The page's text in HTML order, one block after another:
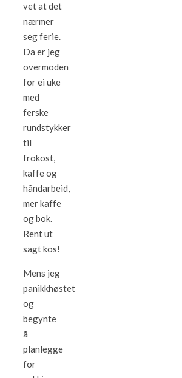
vet at det
nærmer
seg ferie.
Da er jeg
overmoden
for ei uke
med
ferske
rundstykker
til
frokost,
kaffe og
håndarbeid,
mer kaffe
og bok.
Rent ut
sagt kos!
Mens jeg
panikkhøstet
og
begynte
å
planlegge
for